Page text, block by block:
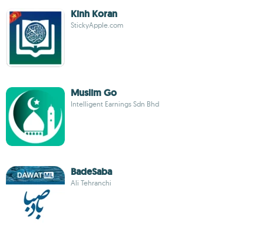
Kinh Koran
StickyApple.com
Muslim Go
Intelligent Earnings Sdn Bhd
BadeSaba
Ali Tehranchi